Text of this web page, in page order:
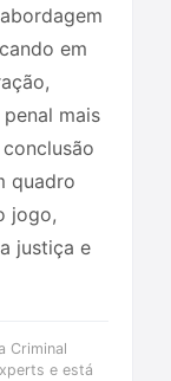
em
mais
quadro
jogo,
justiça e
Criminal
e está